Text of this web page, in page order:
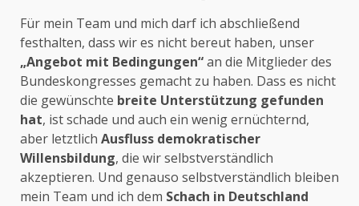
Für mein Team und mich darf ich abschließend
festhalten, dass wir es nicht bereut haben, unser
„Angebot mit Bedingungen“an die Mitglieder des
Bundeskongresses gemacht zu haben. Dass es nicht
die gewünschte breite Unterstützung gefunden
hat, ist schade und auch ein wenig ernüchternd,
aber letztlich Ausfluss demokratischer
Willensbildung, die wir selbstverständlich
akzeptieren. Und genauso selbstverständlich bleiben
mein Team und ich dem Schach in Deutschland